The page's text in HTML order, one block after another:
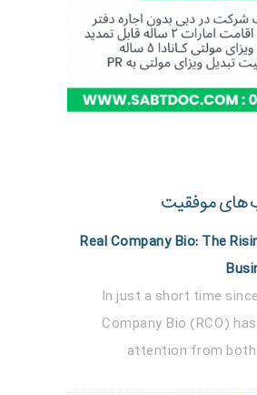
های موفقیت
Real Company Bio: The
In just a short time
Company Bio (RCO)
attention from